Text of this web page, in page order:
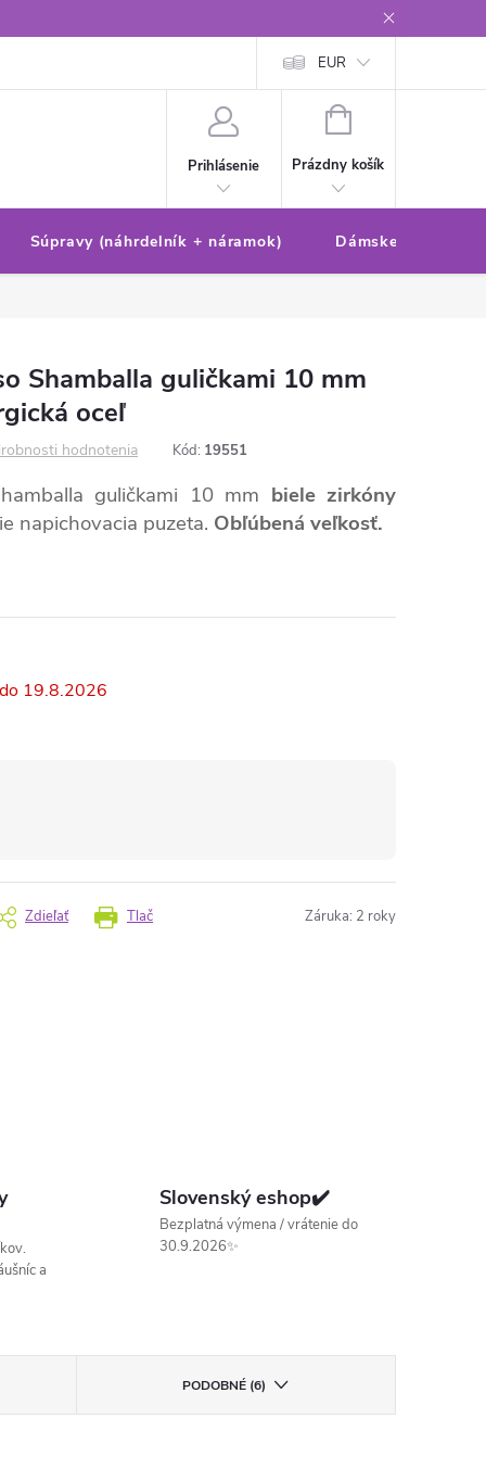
Ochrana osobných údajov
EUR
Prihlásenie
NÁKUPNÝ
Prázdny košík
Súpravy (náhrdelník + náramok) Dámske sety
Shamballa guličkami 10 mm
oceľ
hodnotenia Kód: 19551
guličkami 10 mm biele zirkóny
napichovacia puzeta. Obľúbená veľkosť.
19.8.2026
Tlač
Zdieľať Záruka: 2 roky
a
Slovenský eshop✔️
Bezplatná výmena / vrátenie do
30.9.2026✨
PODOBNÉ (6)